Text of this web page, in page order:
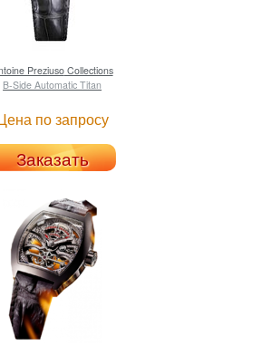
PreziusoCollections
B-Side Automatic Titan
по запросу
Заказать